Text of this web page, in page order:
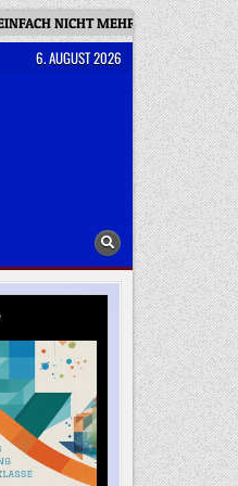
NICHT MEHR“
6. AUGUST 2026